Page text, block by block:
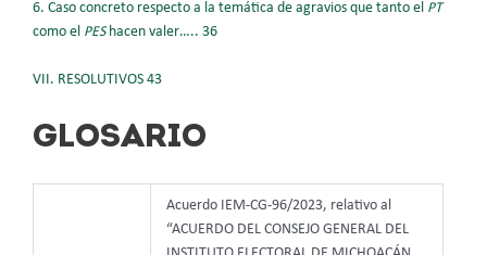
6. Caso concreto respecto a la temática de agravios que tanto el PT
como el PES hacen valer….. 36
VII. RESOLUTIVOS 43
GLOSARIO
Acuerdo IEM-CG-96/2023, relativo al
“ACUERDO DEL CONSEJO GENERAL DEL